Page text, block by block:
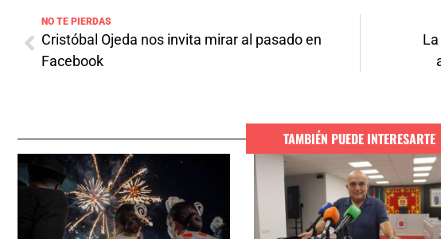
NO TE PIERDAS
Cristóbal Ojeda nos invita mirar al pasado en
Facebook
TAMBIÉN PUEDE INTERESARTE